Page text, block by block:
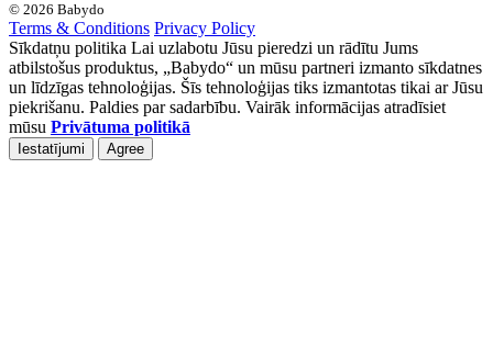
© 2026 Babydo
Terms & Conditions Privacy Policy
Sīkdatņu politika Lai uzlabotu Jūsu pieredzi un rādītu Jums
atbilstošus produktus, „Babydo“ un mūsu partneri izmanto sīkdatnes
un līdzīgas tehnoloģijas. Šīs tehnoloģijas tiks izmantotas tikai ar Jūsu
piekrišanu. Paldies par sadarbību. Vairāk informācijas atradīsiet
mūsu Privātuma politikā
Iestatījumi Agree